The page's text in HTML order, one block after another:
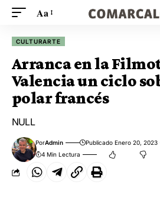
Aa
CULTURARTE
Arranca en la
Valencia un ciclo
polar francés
NULL
PorAdmin Publicado Enero 20, 2023
4 Min Lectura